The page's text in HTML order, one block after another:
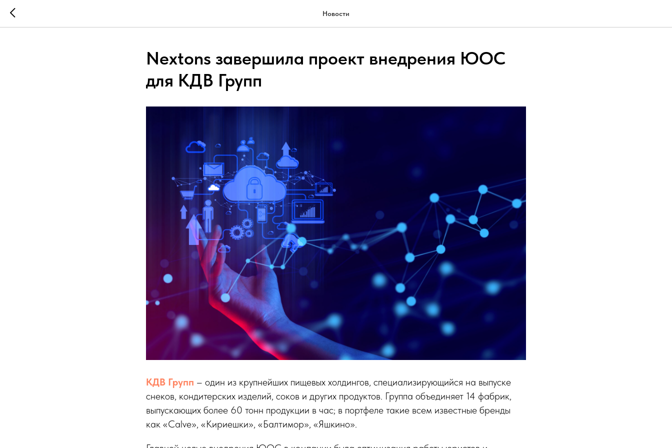
Новости
Nextons завершила проект внедрения ЮОС
для КДВ Групп
КДВ Групп – один из крупнейших пищевых холдингов, специализирующийся на выпуске
снеков, кондитерских изделий, соков и других продуктов. Группа объединяет 14 фабрик,
выпускающих более 60 тонн продукции в час; в портфеле такие всем известные бренды
как «Calve», «Кириешки», «Балтимор», «Яшкино».